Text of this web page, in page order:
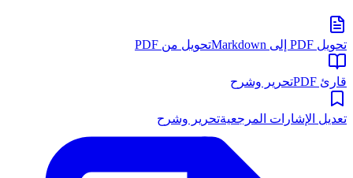
تحويل PDF إلى Markdown تحويل من PDF
قارئ PDF تحرير وشرح
تعديل الإشارات المرجعيةتحرير وشرح